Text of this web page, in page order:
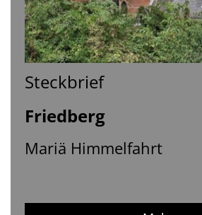
Steckbrief
Friedberg
Mariä Himmelfahrt